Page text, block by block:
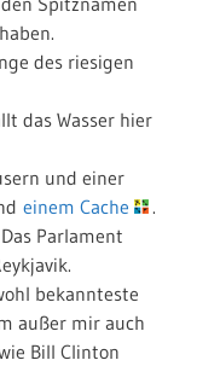
des riesigen
das Wasser hier
und einer
einem Cache
.
Das Parlament
bekannteste
außer mir auch
Bill Clinton